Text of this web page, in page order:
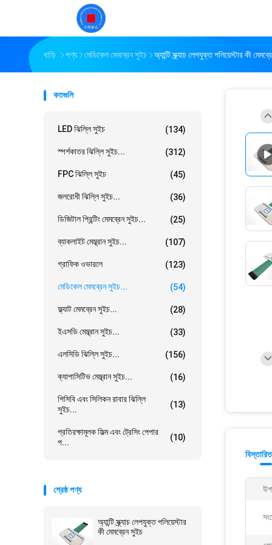
বাড়ি পণ্য মেডিকেল মেমব্রেন সুইচ অ্যান্টি স্ক্র্যাচ লেপযুক্ত পলিয়েস্টার কী
কতগুলি
LED ঝিল্লি সুইচ (134)
স্পর্শকাতর ঝিল্লি সুইচ... (312)
FPC ঝিল্লি সুইচ (45)
জলরোধী ঝিল্লি সুইচ... (36)
ডিজিটাল প্রিন্টিং মেমব্রেন সুইচ... (25)
ব্যাকলাইট মেম্ব্রান সুইচ... (107)
গ্রাফিক ওভারলে (123)
মেডিকেল মেমব্রেন সুইচ... (54)
ফ্ল্যাট মেমব্রেন সুইচ... (28)
ইএসডি মেম্ব্রান সুইচ... (33)
এলসিডি ঝিল্লি সুইচ... (156)
ক্যাপাসিটিভ মেম্ব্রান সুইচ... (16)
পিসিবি এবং সিলিকন রাবার ঝিল্লি
সুইচ...
(13)
প্রতিরক্ষামূলক ফিল্ম এবং ট্রেসিং পেপার
প...
(10)
শ্রেষ্ঠ পণ্য
অ্যান্টি স্ক্র্যাচ লেপযুক্ত পলিয়েস্টার
কী মেমব্রেন সুইচ